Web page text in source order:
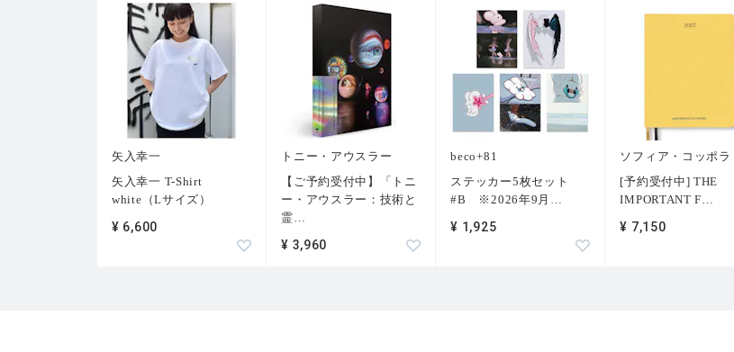
矢入幸一
矢入幸一 T-Shirt
white（Lサイズ）
¥ 6,600
トニー・アウスラー
【ご予約受付中】「トニ
ー・アウスラー：技術と
霊
¥ 3,960
beco+81
ステッカー5枚セット
#B ※2026年9月
¥ 1,925
ソフィア・コッポラ
[予約受付中] THE
IMPORTANT F
¥ 7,150